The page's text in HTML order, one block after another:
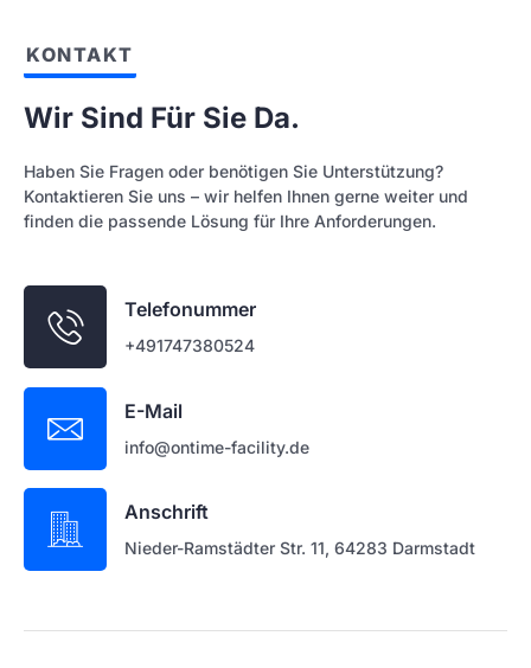
KONTAKT
Wir Sind Für Sie Da.
Haben Sie Fragen oder benötigen Sie Unterstützung?
Kontaktieren Sie uns – wir helfen Ihnen gerne weiter und
finden die passende Lösung für Ihre Anforderungen.
Telefonummer
+491747380524
E-Mail
info@ontime-facility.de
Anschrift
Nieder-Ramstädter Str. 11, 64283 Darmstadt